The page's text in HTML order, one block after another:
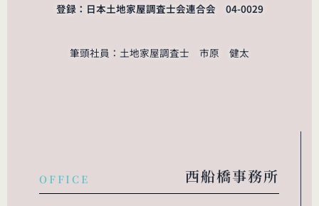
登録：日本土地家屋調査士会連合会 04-0029
筆頭社員：土地家屋調査士 市原 健太
OFFICE 西船橋事務所